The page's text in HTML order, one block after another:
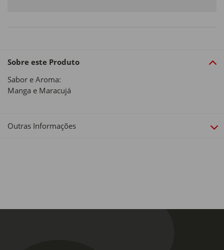
Sobre este Produto
Sabor e Aroma:
Manga e Maracujá
Outras Informações